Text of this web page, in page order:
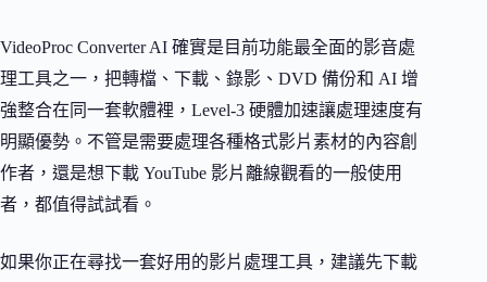
VideoProc Converter AI 確實是目前功能最全面的影音處
理工具之一，把轉檔、下載、錄影、DVD 備份和 AI 增
強整合在同一套軟體裡，Level-3 硬體加速讓處理速度有
明顯優勢。不管是需要處理各種格式影片素材的內容創
作者，還是想下載 YouTube 影片離線觀看的一般使用
者，都值得試試看。
如果你正在尋找一套好用的影片處理工具，建議先下載